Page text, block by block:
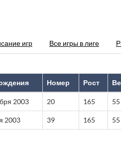
игр Все игры в лиге
Номер Рост
2003 20 165 55
2003 39 165 55